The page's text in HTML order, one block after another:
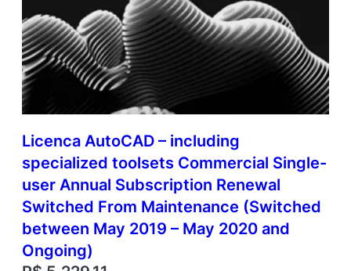
Licenca AutoCAD – including
specialized toolsets Commercial Single-
user Annual Subscription Renewal
Switched From Maintenance (Switched
between May 2019 – May 2020 and
Ongoing)